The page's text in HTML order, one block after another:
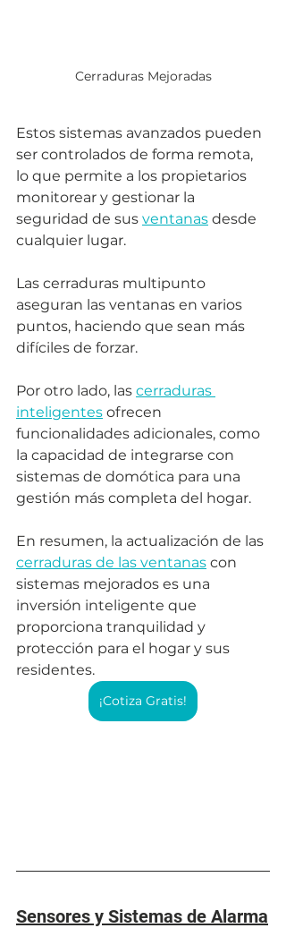
Cerraduras Mejoradas
Estos sistemas avanzados pueden
ser controlados de forma remota,
lo que permite a los propietarios
monitorear y gestionar la
seguridad de sus ventanas desde
cualquier lugar.
Las cerraduras multipunto
aseguran las ventanas en varios
puntos, haciendo que sean más
difíciles de forzar.
Por otro lado, las cerraduras
inteligentes ofrecen
funcionalidades adicionales, como
la capacidad de integrarse con
sistemas de domótica para una
gestión más completa del hogar.
En resumen, la actualización de las
cerraduras de las ventanas con
sistemas mejorados es una
inversión inteligente que
proporciona tranquilidad y
protección para el hogar y sus
residentes.
¡Cotiza Gratis!
Sensores y Sistemas de Alarma